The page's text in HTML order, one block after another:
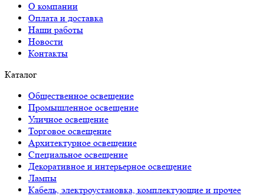
О компании
Оплата и доставка
Наши работы
Новости
Контакты
Каталог
Общественное освещение
Промышленное освещение
Уличное освещение
Торговое освещение
Архитектурное освещение
Специальное освещение
Декоративное и интерьерное освещение
Лампы
Кабель, электроустановка, комплектующие и прочее